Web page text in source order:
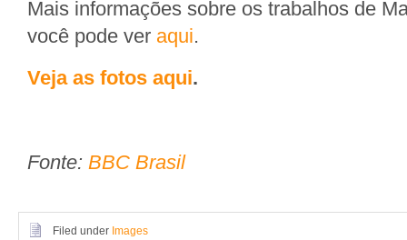
Mais informações sobre os trabalhos de
você pode ver aqui.
Veja as fotos aqui.
Fonte: BBC Brasil
Filed under Images